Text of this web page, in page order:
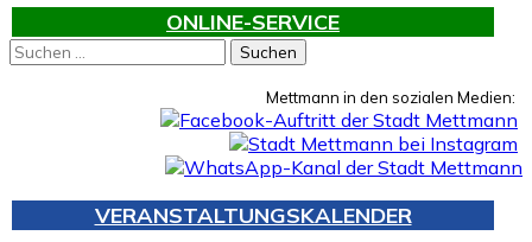
ONLINE-SERVICE
Suchen
nach:
Mettmann in den sozialen Medien:
VERANSTALTUNGSKALENDER